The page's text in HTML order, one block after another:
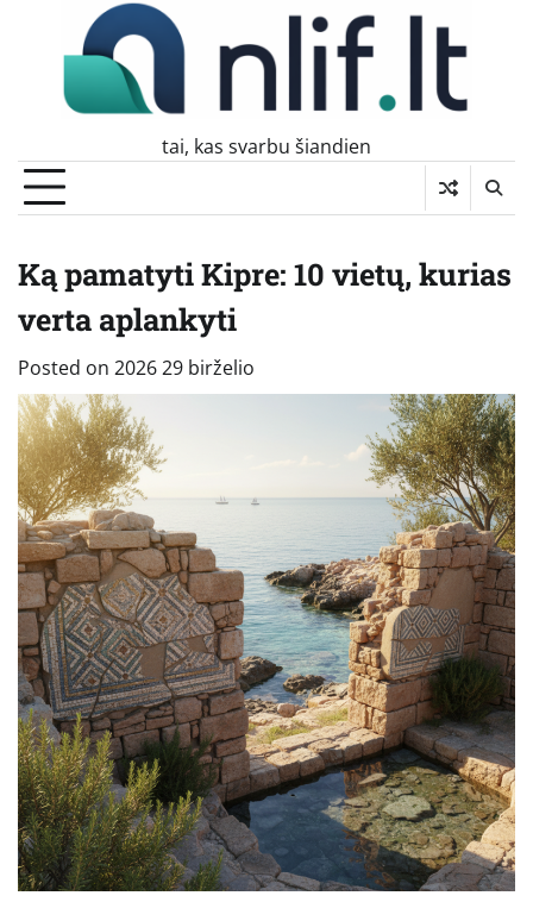
tai, kas svarbu šiandien
Ką pamatyti Kipre: 10 vietų, kurias
verta aplankyti
Posted on 2026 29 birželio